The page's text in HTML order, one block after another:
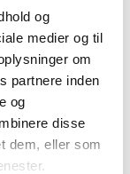
og
medier og til
om
partnere inden
og
disse
dem, eller som